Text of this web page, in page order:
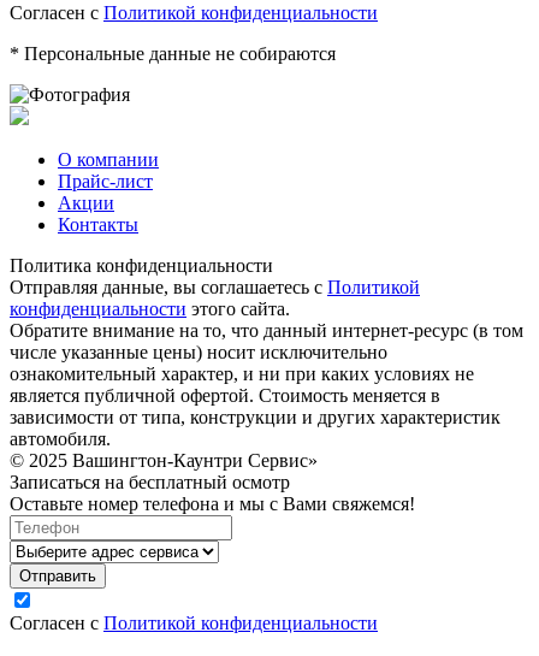
Согласен с Политикой конфиденциальности
* Персональные данные не собираются
О компании
Прайс-лист
Акции
Контакты
Политика конфиденциальности
Отправляя данные, вы соглашаетесь с Политикой
конфиденциальности этого сайта.
Обратите внимание на то, что данный интернет-ресурс (в том
числе указанные цены) носит исключительно
ознакомительный характер, и ни при каких условиях не
является публичной офертой. Стоимость меняется в
зависимости от типа, конструкции и других характеристик
автомобиля.
© 2025 Вашингтон-Каунтри Сервис»
Записаться на бесплатный осмотр
Оставьте номер телефона и мы с Вами свяжемся!
Согласен с Политикой конфиденциальности